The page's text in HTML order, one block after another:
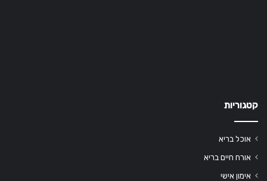
קטגוריות
אוכל בריא
אורח חיים בריא
אימון אישי